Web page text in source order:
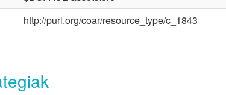
http://purl.org/coar/resource_type/c_1843